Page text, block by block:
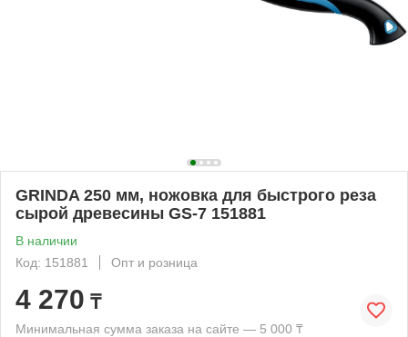
GRINDA 250 мм, ножовка для быстрого реза
сырой древесины GS-7 151881
В наличии
Код: 151881
Опт и розница
4 270 ₸
Минимальная сумма заказа на сайте — 5 000 ₸